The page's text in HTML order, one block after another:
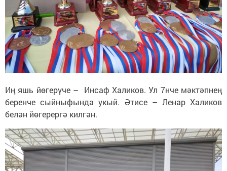
Иң яшь йөгерүче – Инсаф Халиков. Ул 7нче мәктәпнең
беренче сыйныфында укый. Әтисе – Ленар Халиков
белән йөгерергә килгән.